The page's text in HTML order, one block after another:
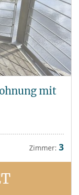
mit
Zimmer: 3